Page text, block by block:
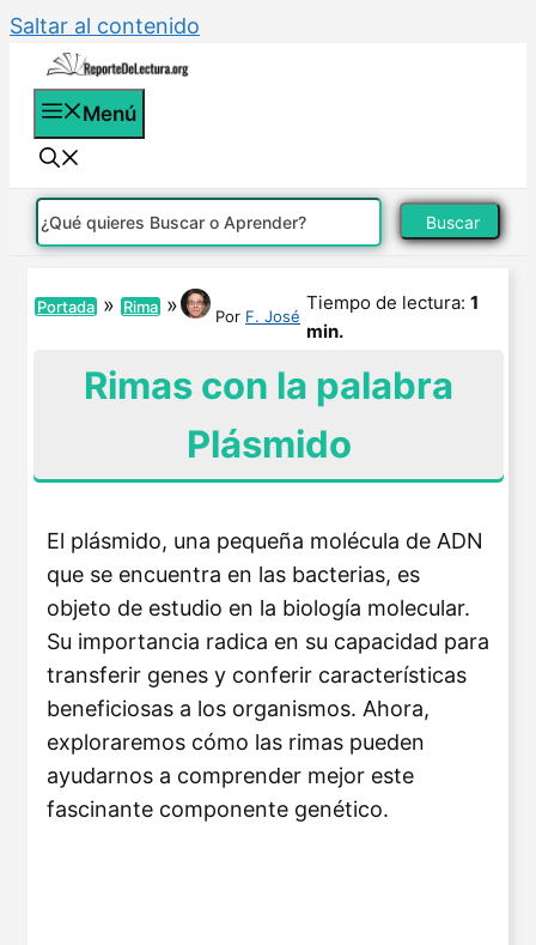
Saltar al contenido
Menú
Buscar
Portada » Rima » Por F. José
Tiempo de lectura: 1
min.
Rimas con la palabra
Plásmido
El plásmido, una pequeña molécula de ADN
que se encuentra en las bacterias, es
objeto de estudio en la biología molecular.
Su importancia radica en su capacidad para
transferir genes y conferir características
beneficiosas a los organismos. Ahora,
exploraremos cómo las rimas pueden
ayudarnos a comprender mejor este
fascinante componente genético.